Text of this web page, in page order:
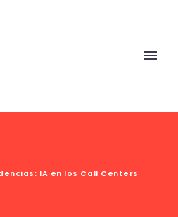
IA en los Call Centers